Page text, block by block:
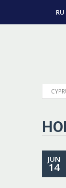
RU
JUN
14